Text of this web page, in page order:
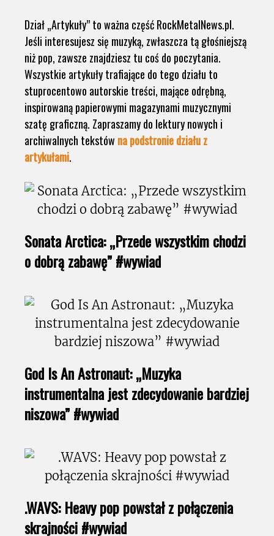
Dział „Artykuły” to ważna część RockMetalNews.pl.
Jeśli interesujesz się muzyką, zwłaszcza tą głośniejszą
niż pop, zawsze znajdziesz tu coś do poczytania.
Wszystkie artykuły trafiające do tego działu to
stuprocentowo autorskie treści, mające odrębną,
inspirowaną papierowymi magazynami muzycznymi
szatę graficzną. Zapraszamy do lektury nowych i
archiwalnych tekstów na podstronie działu z
artykułami.
Sonata Arctica: „Przede wszystkim chodzi
o dobrą zabawę” #wywiad
God Is An Astronaut: „Muzyka
instrumentalna jest zdecydowanie bardziej
niszowa” #wywiad
.WAVS: Heavy pop powstał z połączenia
skrajności #wywiad